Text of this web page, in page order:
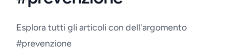
Esplora tutti gli articoli con dell'argomento
#prevenzione